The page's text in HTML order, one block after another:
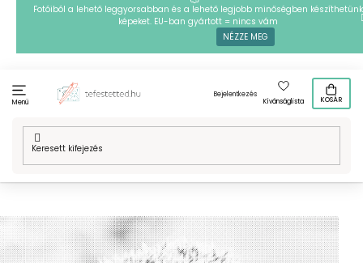
Ugrás
tartalomhoz
Fotóiból a lehető leggyorsabban és a lehető legjobb minőségben készíthetünk
képeket. EU-ban gyártott = nincs vám
NÉZZE MEG
Menü
Bejelentkezés
Kívánságlista
KOSÁR
Kezdőlap
/ Technikák / PontPöttyöző / Mintafestményeink /
Gyerekeknek / PontPöttyöző – Süni, az éjjeli állatka